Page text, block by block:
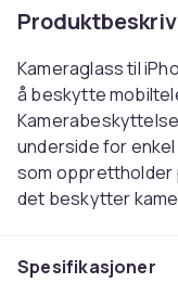
Kameraglass til
å beskytte
underside for
som opprettholder
det beskytter
kameraglasset er
Spesifikasjoner